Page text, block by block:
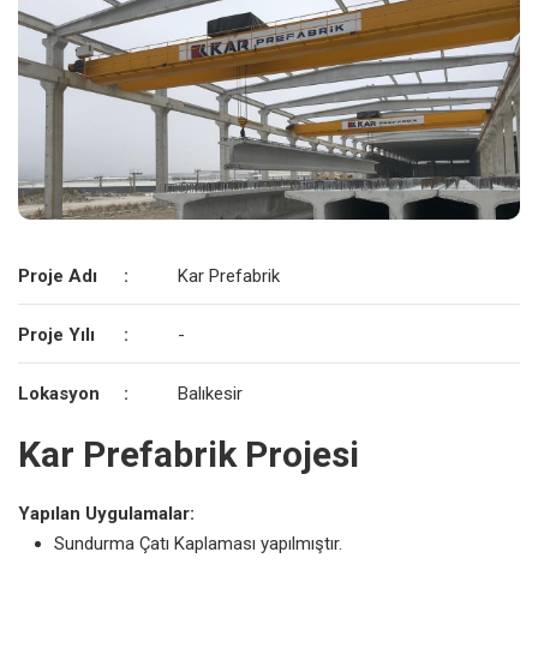
Proje Adı : Kar Prefabrik
Proje Yılı : -
Lokasyon : Balıkesir
Kar Prefabrik Projesi
Yapılan Uygulamalar:
Sundurma Çatı Kaplaması yapılmıştır.